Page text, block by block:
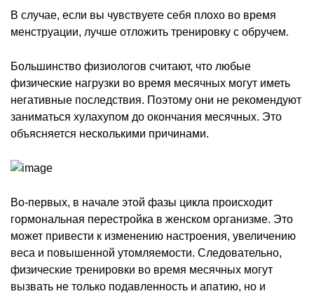
В случае, если вы чувствуете себя плохо во время
менструации, лучше отложить тренировку с обручем.
Большинство физиологов считают, что любые
физические нагрузки во время месячных могут иметь
негативные последствия. Поэтому они не рекомендуют
заниматься хулахупом до окончания месячных. Это
объясняется несколькими причинами.
Во-первых, в начале этой фазы цикла происходит
гормональная перестройка в женском организме. Это
может привести к изменению настроения, увеличению
веса и повышенной утомляемости. Следовательно,
физические тренировки во время месячных могут
вызвать не только подавленность и апатию, но и